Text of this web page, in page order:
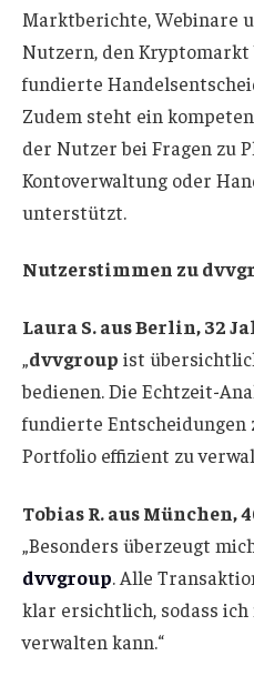
Marktberichte, Webinare
Nutzern, den Kryptomarkt
fundierte
Zudem steht ein
der Nutzer bei Fragen zu
Kontoverwaltung oder
unterstützt.
Nutzerstimmen zu
Laura S. aus Berlin, 32
„dvvgroup ist
bedienen. Die Echtzeit-
fundierte Entscheidungen
Portfolio effizient zu
Tobias R. aus München,
„Besonders überzeugt
dvvgroup. Alle
klar ersichtlich, sodass
verwalten kann.“